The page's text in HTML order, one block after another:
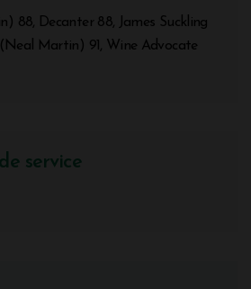
88, Decanter 88, James Suckling
Martin) 91, Wine Advocate
service